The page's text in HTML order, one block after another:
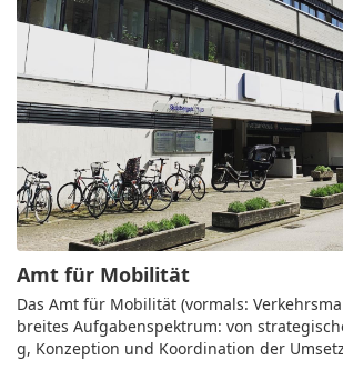
Amt für Mobilität
Das Amt für Mobilität (vormals:
breites Aufgabenspektrum: von
g, Konzeption und Koordination der